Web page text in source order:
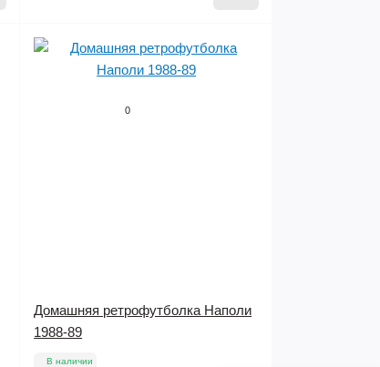
0
Домашняя ретрофутболка Наполи
1988-89
В наличии